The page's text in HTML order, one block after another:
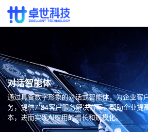
对话智能体
通过具备数字形象的对话式智能体，为企业客
务，提供7*24客户服务解决方案，帮助企业提
本，进而实现AI应用的增长和规模化。